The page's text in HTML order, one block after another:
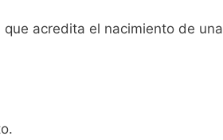
acredita el nacimiento de